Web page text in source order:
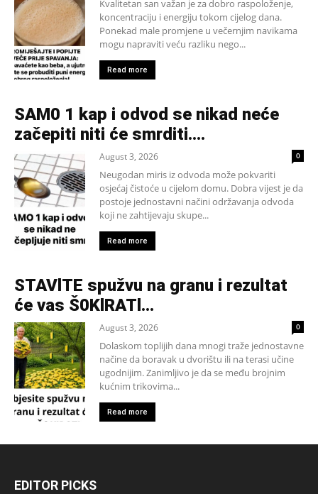
Kvalitetan san važan je za dobro raspoloženje,
koncentraciju i energiju tokom cijelog dana.
Ponekad male promjene u večernjim navikama
mogu napraviti veću razliku nego...
Read more
SAM0 1 kap i odvod se nikad neće
začepiti niti će smrditi….
August 3, 2026 0
Neugodan miris iz odvoda može pokvariti
osjećaj čistoće u cijelom domu. Dobra vijest je da
postoje jednostavni načini održavanja odvoda
koji ne zahtijevaju skupe...
Read more
STAVlTE spužvu na granu i rezultat
će vas Š0KlRATl…
August 3, 2026 0
Dolaskom toplijih dana mnogi traže jednostavne
načine da boravak u dvorištu ili na terasi učine
ugodnijim. Zanimljivo je da se među brojnim
kućnim trikovima...
Read more
EDITOR PICKS